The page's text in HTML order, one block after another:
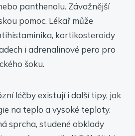
panthenolu. Závažnější
pomoc. Lékař může
kortikosteroidy
i adrenalinové pero pro
šoku.
léčby existují i další tipy, jak
na teplo a vysoké teploty.
sprcha, studené obklady